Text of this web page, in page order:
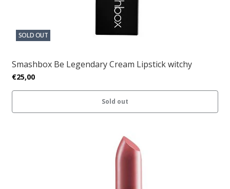
SOLD OUT
Smashbox Be Legendary Cream Lipstick witchy
€25,00
Sold out